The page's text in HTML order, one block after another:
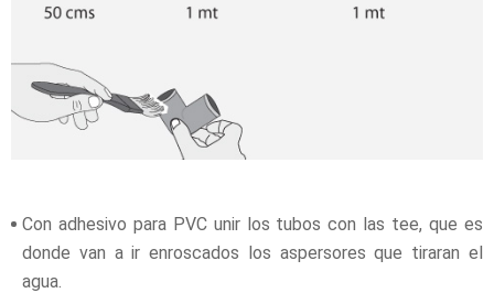
Con adhesivo para PVC unir los tubos con las tee, que es
donde van a ir enroscados los aspersores que tiraran el
agua.